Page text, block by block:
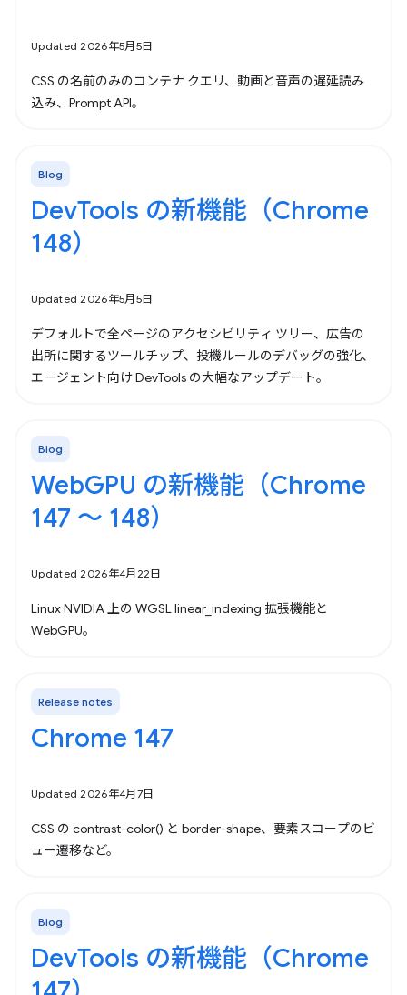
Updated 2026年5月5日
CSS の名前のみのコンテナ クエリ、動画と音声の遅延読み
込み、Prompt API。
Blog
DevTools の新機能（Chrome
148）
Updated 2026年5月5日
デフォルトで全ページのアクセシビリティ ツリー、広告の
出所に関するツールチップ、投機ルールのデバッグの強化、
エージェント向け DevTools の大幅なアップデート。
Blog
WebGPU の新機能（Chrome
147 ～ 148）
Updated 2026年4月22日
Linux NVIDIA 上の WGSL linear_indexing 拡張機能と
WebGPU。
Release notes
Chrome 147
Updated 2026年4月7日
CSS の contrast-color() と border-shape、要素スコープのビ
ュー遷移など。
Blog
DevTools の新機能（Chrome